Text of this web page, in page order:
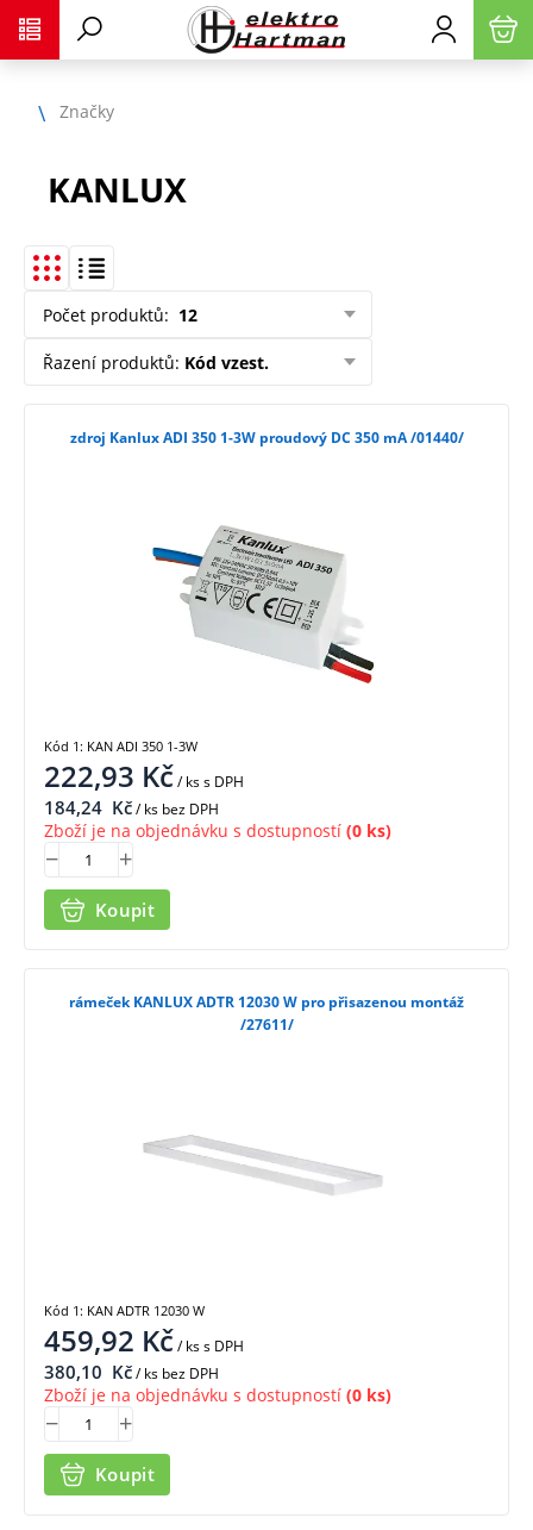
Značky
KANLUX
Počet produktů: 12
Řazení produktů: Kód vzest.
zdroj Kanlux ADI 350 1-3W proudový DC 350 mA /01440/
222,93 Kč/ kss DPH
184,24 Kč/ ks bez DPH
Zboží je na objednávku s dostupností (0 ks)
Koupit
Kód 1: KAN ADI 350 1-3W
rámeček KANLUX ADTR 12030 W pro přisazenou montáž
/27611/
459,92 Kč/ kss DPH
380,10 Kč/ ks bez DPH
Zboží je na objednávku s dostupností (0 ks)
Koupit
Kód 1: KAN ADTR 12030 W